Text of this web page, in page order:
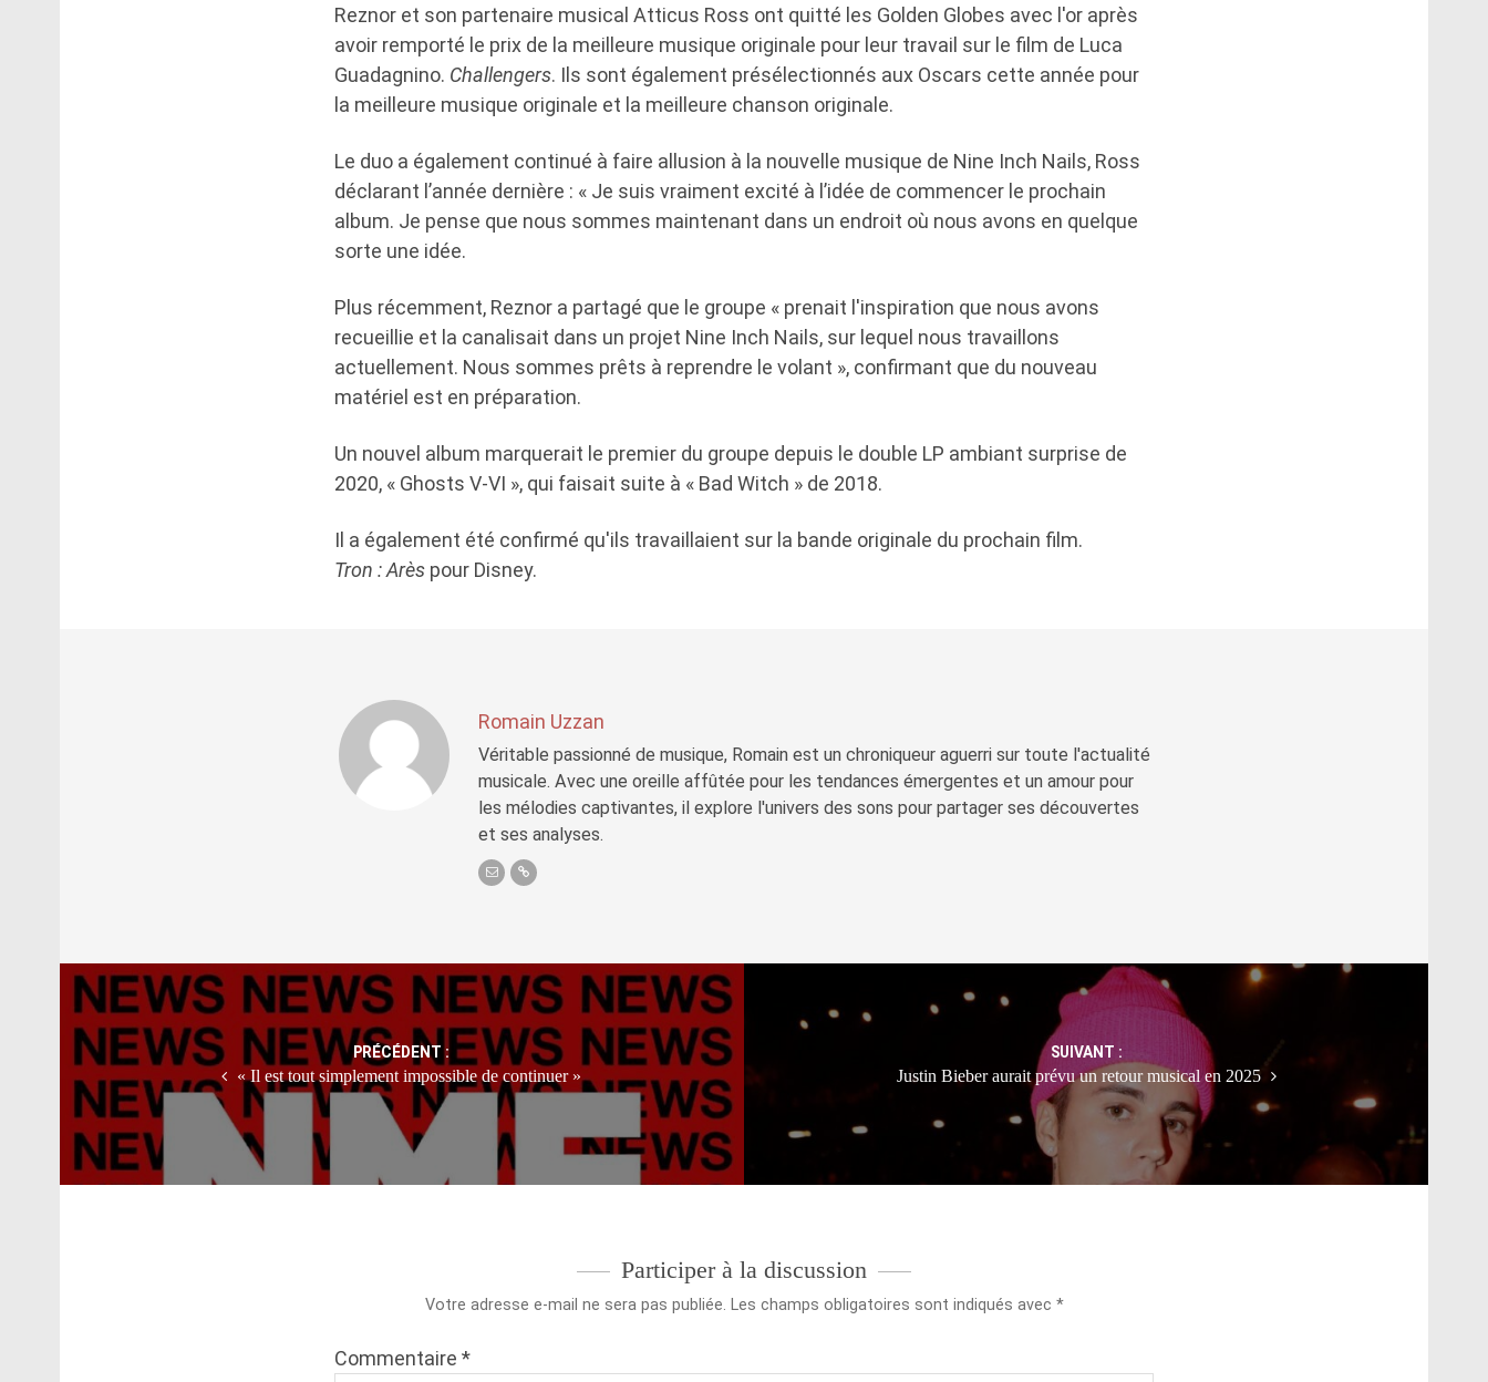
Reznor et son partenaire musical Atticus Ross ont quitté les Golden Globes avec l'or après
avoir remporté le prix de la meilleure musique originale pour leur travail sur le film de Luca
Guadagnino. Challengers. Ils sont également présélectionnés aux Oscars cette année pour
la meilleure musique originale et la meilleure chanson originale.
Le duo a également continué à faire allusion à la nouvelle musique de Nine Inch Nails, Ross
déclarant l’année dernière : « Je suis vraiment excité à l’idée de commencer le prochain
album. Je pense que nous sommes maintenant dans un endroit où nous avons en quelque
sorte une idée.
Plus récemment, Reznor a partagé que le groupe « prenait l'inspiration que nous avons
recueillie et la canalisait dans un projet Nine Inch Nails, sur lequel nous travaillons
actuellement. Nous sommes prêts à reprendre le volant », confirmant que du nouveau
matériel est en préparation.
Un nouvel album marquerait le premier du groupe depuis le double LP ambiant surprise de
2020, « Ghosts V-VI », qui faisait suite à « Bad Witch » de 2018.
Il a également été confirmé qu'ils travaillaient sur la bande originale du prochain film.
Tron : Arès pour Disney.
Romain Uzzan
Véritable passionné de musique, Romain est un chroniqueur aguerri sur toute l'actualité
musicale. Avec une oreille affûtée pour les tendances émergentes et un amour pour
les mélodies captivantes, il explore l'univers des sons pour partager ses découvertes
et ses analyses.
Post
navigation
PRÉCÉDENT :
« Il est tout simplement impossible de continuer »
SUIVANT :
Justin Bieber aurait prévu un retour musical en 2025
Participer à la discussion
Votre adresse e-mail ne sera pas publiée. Les champs obligatoires sont indiqués avec *
Commentaire *